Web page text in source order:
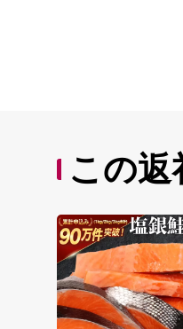
この返